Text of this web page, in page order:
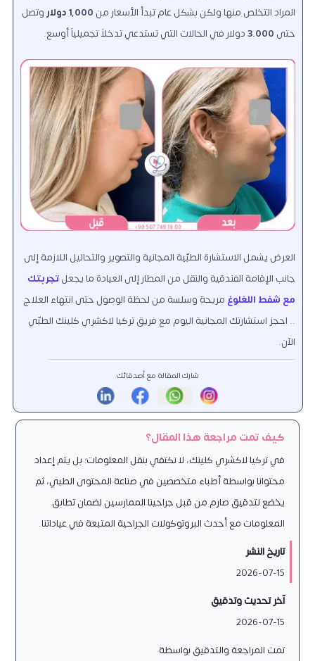
المراد التخلص منها ولكن بشكل عام تبدأ الأسعار من 1,000 دولار
وتصل
حتى
دولار في الحالات التي تستدعي تدخلاً تجميلياً أوسع.
العرض يشمل الاستشارة الطبّية المجانية والتصوير والتحاليل اللازمة إلى
جانب الإقامة الفندقية والنقل من المطار إلى العيادة ما يجعلتجربتك
مع شفط اللغلوغ مريحة وسلسة من لحظة الوصول حتى انتهاء العلاج
.. احجز استشارتك المجانية اليوم مع فريق تركيا لاكشري كلينك الطبّي
الآن.
شارك المقالة مع أصدقائك
كيف تمت مراجعة هذا المقال؟
في تركيا لاكشري كلينك، لا نكتفي بنقل المعلومات؛ بل يتم إعداد
محتوانا بواسطة أطباء متخصصين في صناعة المحتوى الطبي، ثم
يخضع لتدقيق صارم من قبل جراحينا الممارسين لضمان تطابق
المعلومات مع أحدث البروتوكولات الجراحية المتبعة في عياداتنا.
تاريخ النشر
2026-07-15
آخر تحديث وتدقيق
2026-07-15
تمت المراجعة والتدقيق بواسطة